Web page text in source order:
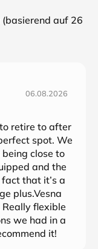
(basierend auf 26
06.08.2026
retire to after
spot. We
close to
and the
that it’s a
plus.Vesna
flexible
we had in a
it!